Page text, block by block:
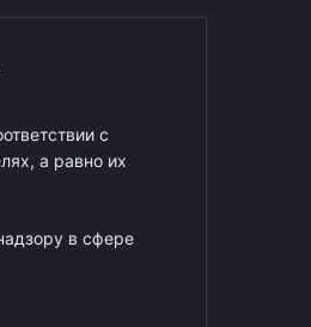
с
а равно их
в сфере